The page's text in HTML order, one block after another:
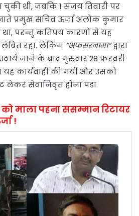
चुकी थी, जबकि 1 संजय तिवारी पर
प्रमुख सचिव ऊर्जा अलोक कुमार
था, परन्तु कतिपय कारणों से यह
रहा. लेकिन “अफसरनामा”द्वारा
जाने के बाद गुरुवार 28 फ़रवरी
कार्यवाही की गयी और उसको
लेकर सेवानिवृत्त होना पडा.
को माला पहना ससम्मान रिटायर
!